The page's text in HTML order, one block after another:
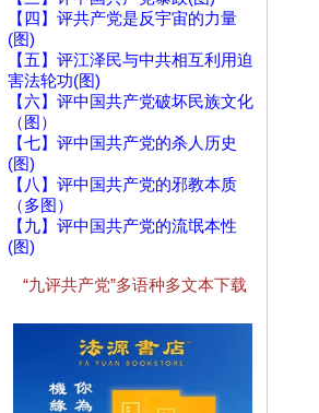
【四】评共产党是反宇宙的力量
(图)
【五】评江泽民与中共相互利用迫
害法轮功(图)
【六】评中国共产党破坏民族文化
（图）
【七】评中国共产党的杀人历史
(图)
【八】评中国共产党的邪教本质
（多图）
【九】评中国共产党的流氓本性
(图)
“九评共产党”多语种多文本下载